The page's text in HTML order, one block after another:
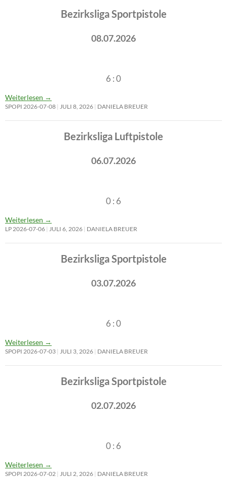
Bezirksliga Sportpistole
08.07.2026
6 : 0
Weiterlesen →
SPOPI 2026-07-08 JULI 8, 2026 DANIELA BREUER
Bezirksliga Luftpistole
06.07.2026
0 : 6
Weiterlesen →
LP 2026-07-06 JULI 6, 2026 DANIELA BREUER
Bezirksliga Sportpistole
03.07.2026
6 : 0
Weiterlesen →
SPOPI 2026-07-03 JULI 3, 2026 DANIELA BREUER
Bezirksliga Sportpistole
02.07.2026
0 : 6
Weiterlesen →
SPOPI 2026-07-02 JULI 2, 2026 DANIELA BREUER